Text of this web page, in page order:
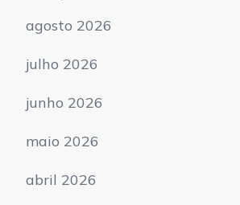
agosto 2026
julho 2026
junho 2026
maio 2026
abril 2026